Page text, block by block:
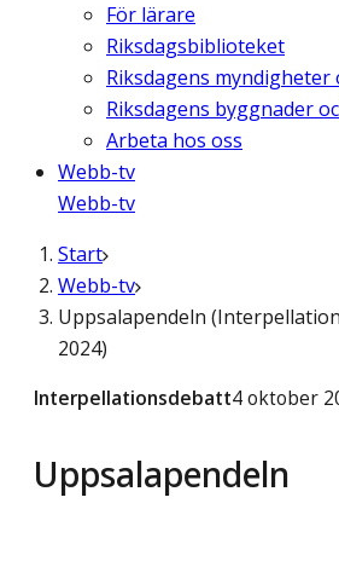
För lärare
Riksdagsbiblioteket
Riksdagens myndigheter
Riksdagens byggnader
Arbeta hos oss
Webb-tv
Webb-tv
Start
Webb-tv
Uppsalapendeln
2024)
Uppsalapendeln
Interpellationsdebatt4 oktober